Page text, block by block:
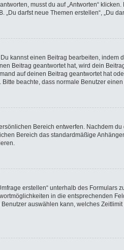
musst du auf „Antworten“
darfst neue Themen erstellen“, „Du
kannst einen Beitrag bearbeiten, indem
Beitrag geantwortet hat, wird dein
auf deinen Beitrag geantwortet hat
beachte, dass normale Benutzer
Bereich entwerfen. Nachdem
Bereich das standardmäßige
erstellen“ unterhalb des
in die entsprechenden
auswählen kann, welches